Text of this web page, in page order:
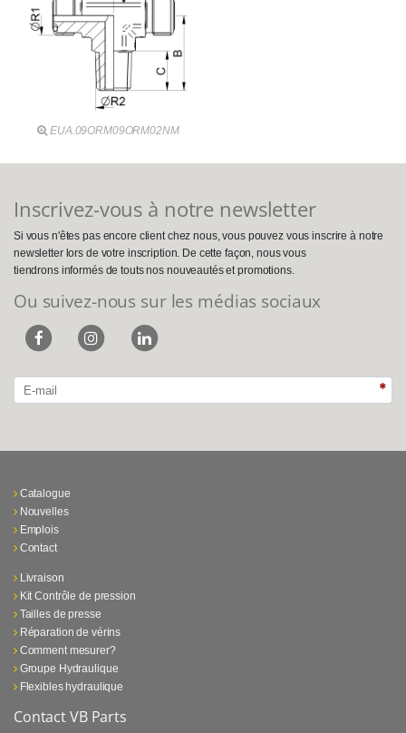
EUA.09ORM09ORM02NM
Inscrivez-vous à notre newsletter
Si vous n'êtes pas encore client chez nous, vous pouvez vous inscrire à notre
newsletter lors de votre inscription. De cette façon, nous vous
tiendrons informés de touts nos nouveautés et promotions.
Ou suivez-nous sur les médias sociaux
Catalogue
Nouvelles
Emplois
Contact
Livraison
Kit Contrôle de pression
Tailles de presse
Réparation de vérins
Comment mesurer?
Groupe Hydraulique
Flexibles hydraulique
Contact VB Parts